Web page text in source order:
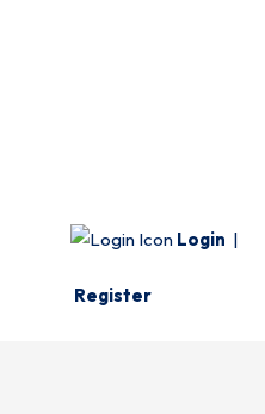
Login |
Register